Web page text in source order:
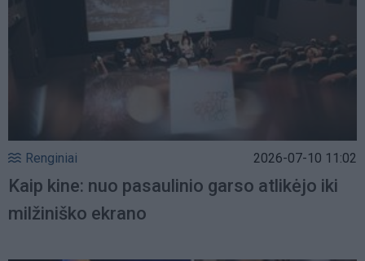
Renginiai 2026-07-10 11:02
Kaip kine: nuo pasaulinio garso atlikėjo iki
milžiniško ekrano